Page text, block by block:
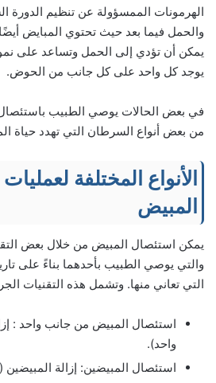
الهرمونات الممسؤولة عن تنظيم الدورة
والحمل فيما بعد حيث تحتوي المبايض
يمكن أن تؤدي إلى الحمل وتساعد على
يوجد كل واحد على كل جانب من الحوض.
في بعض الحالات يوصي الطبيب باستئصال
من بعض أنواع السرطان التي تهدد حياة
الأنواع المختلفة
المبيض
يمكن استئصال المبيض من خلال بعض
والتي يوصي الطبيب بأحدهما بناءً على
التي تعاني منها. وتشمل هذه التقنيات
استئصال المبيض من جانب واحد :
واحد).
استئصال المبيضين: إزالة المبيضين